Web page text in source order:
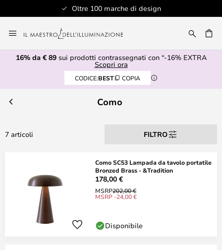
Oltre 100 marche di design
al
contenuto
16% da € 89sui prodotti contrassegnati con “-16% EXTRA
Scopri ora
CODICE:BEST COPIA
Como
7 articoli FILTRO
Como SC53 Lampada da tavolo portatile
Bronzed Brass - &Tradition
178,00 €
MSRP202,00 €
MSRP -24,00 €
Disponibile